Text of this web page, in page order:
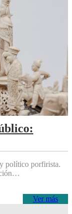
político porfirista.
Ver más